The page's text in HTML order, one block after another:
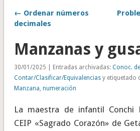
← Ordenar números
decimales
Manzanas y
30/01/2025 | Entradas archivadas: Conoc.
Contar/Clasificar/Equivalenciasy etiquetado
Manzana, numeración
La maestra de infantil Conchi
CEIP «Sagrado Corazón» de